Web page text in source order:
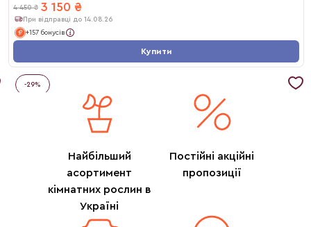
4 450 ₴ 3 150 ₴
При відправці до 14.08.26
+157 бонусів
Купити
-29%
Найбільший
асортимент
кімнатних рослин в
Україні
Постійні акційні
пропозиції